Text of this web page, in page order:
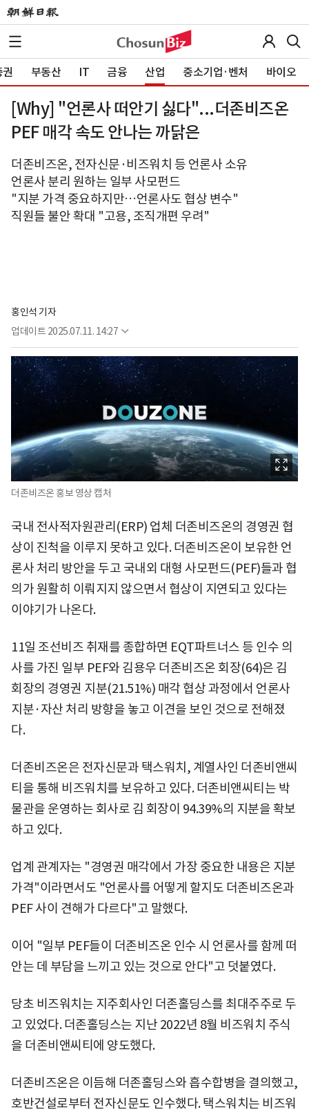
부동산 IT 금융 산업 중소기업·벤처 바이오
[Why] "언론사 떠안기 싫다"...더존비즈온
PEF 매각 속도 안나는 까닭은
더존비즈온, 전자신문·비즈워치 등 언론사 소유
언론사 분리 원하는 일부 사모펀드
"지분 가격 중요하지만…언론사도 협상 변수"
직원들 불안 확대 "고용, 조직개편 우려"
홍인석 기자
업데이트 2025.07.11. 14:27
더존비즈온 홍보 영상 캡처
국내 전사적자원관리(ERP) 업체 더존비즈온의 경영권 협
상이 진척을 이루지 못하고 있다. 더존비즈온이 보유한 언
론사 처리 방안을 두고 국내외 대형 사모펀드(PEF)들과 협
의가 원활히 이뤄지지 않으면서 협상이 지연되고 있다는
이야기가 나온다.
11일 조선비즈 취재를 종합하면 EQT파트너스 등 인수 의
사를 가진 일부 PEF와 김용우 더존비즈온 회장(64)은 김
회장의 경영권 지분(21.51%) 매각 협상 과정에서 언론사
지분·자산 처리 방향을 놓고 이견을 보인 것으로 전해졌
다.
더존비즈온은 전자신문과 택스워치, 계열사인 더존비앤씨
티을 통해 비즈워치를 보유하고 있다. 더존비앤씨티는 박
물관을 운영하는 회사로 김 회장이 94.39%의 지분을 확보
하고 있다.
업계 관계자는 "경영권 매각에서 가장 중요한 내용은 지분
가격"이라면서도 "언론사를 어떻게 할지도 더존비즈온과
PEF 사이 견해가 다르다"고 말했다.
이어 "일부 PEF들이 더존비즈온 인수 시 언론사를 함께 떠
안는 데 부담을 느끼고 있는 것으로 안다"고 덧붙였다.
당초 비즈워치는 지주회사인 더존홀딩스를 최대주주로 두
고 있었다. 더존홀딩스는 지난 2022년 8월 비즈워치 주식
을 더존비앤씨티에 양도했다.
더존비즈온은 이듬해 더존홀딩스와 흡수합병을 결의했고,
호반건설로부터 전자신문도 인수했다. 택스워치는 비즈워